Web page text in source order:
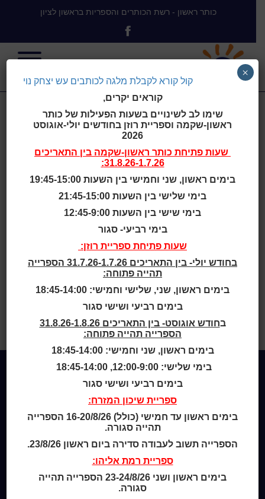
כותר ראשון - רשת הכותרים והספריות בראשון לציון
קול קורא
לקבלת מלגה
לכותבים עש
יצחק נוי
קול קורא לקבלת מלגה ע”ש
הסופר והשדרן יצחק נוי ז”ל>קול
קורא לקבלת מלגה לכותבים עש יצחק
מידע לנרשמים
כותר טף
קול קורא לקבלת מלגה לכותבים עש יצחק נוי
קוראים יקרים,
שימו לב לשינויים בשעות הפעילות של כותר
ראשון-שקמה וספריית רוזן בחודשים יולי-אוגוסט
2026
שעות פתיחת כותר ראשון-שקמה בין התאריכים
31.8.26-1.7.26:
בימים ראשון, שני וחמישי בין השעות 19:45-15:00
בימי שלישי בין השעות 21:45-15:00
בימי שישי בין השעות 12:45-9:00
בימי רביעי- סגור
שעות פתיחת ספריית רוזן:
בחודש יולי- בין התאריכים 31.7.26-1.7.26 הספרייה
תהייה פתוחה:
בימים ראשון, שני, שלישי וחמישי: 18:45-14:00
בימים רביעי ושישי סגור
ב
חודש אוגוסט- בין התאריכים 31.8.26-1.8.26
הספרייה תהייה פתוחה:
בימים ראשון, שני וחמישי: 18:45-14:00
בימי שלישי: 12:00-9:00, 18:45-14:00
בימים רביעי ושישי סגור
ספריית שיכון המזרח:
בימים ראשון עד חמישי (כולל) 16-20/8/26 הספרייה
תהייה סגורה.
הספרייה תשוב לעבודה סדירה ביום ראשון 23/8/26.
ספריית רמת אליהו:
בימים ראשון ושני 23-24/8/26 הספרייה תהייה
סגורה.
×